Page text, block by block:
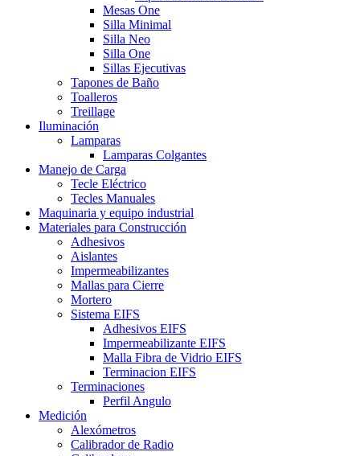
Mesas One
Silla Minimal
Silla Neo
Silla One
Sillas Ejecutivas
Tapones de Baño
Toalleros
Treillage
Iluminación
Lamparas
Lamparas Colgantes
Manejo de Carga
Tecle Eléctrico
Tecles Manuales
Maquinaria y equipo industrial
Materiales para Construcción
Adhesivos
Aislantes
Impermeabilizantes
Mallas para Cierre
Mortero
Sistema EIFS
Adhesivos EIFS
Impermeabilizante EIFS
Malla Fibra de Vidrio EIFS
Terminacion EIFS
Terminaciones
Perfil Angulo
Medición
Alexómetros
Calibrador de Radio